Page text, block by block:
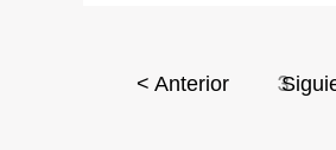
< Anterior 3